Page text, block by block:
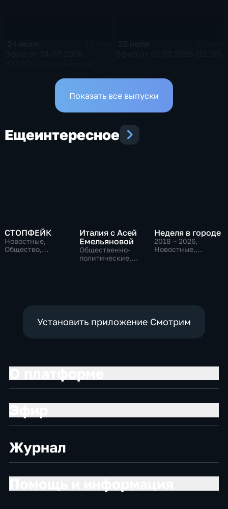
Показать все выпуски
Ещеинтересное
СТОПФЕЙК
Новостные,
Общество,
Италия с Асей
Емельяновой
Общественно-
политические,
Неделя в городе
2018 – 2026,
Новостные,
Установить приложение Смотрим
Журнал